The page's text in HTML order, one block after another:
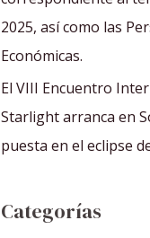
2025, así como las
Económicas.
El VIII Encuentro
Starlight arranca en
puesta en el eclipse
Categorías